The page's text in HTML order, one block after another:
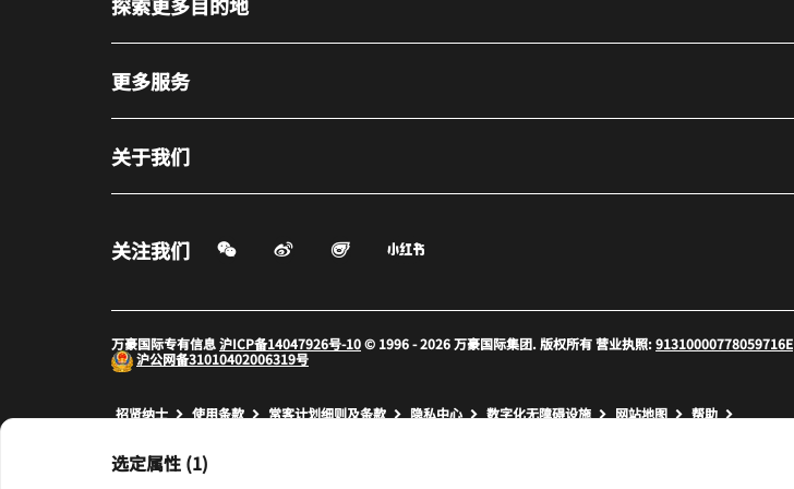
选定属性 (1)
更多服务
关于我们
关注我们 微信扫一扫
打开新窗口打开新窗口打开新窗口
万豪国际专有信息沪ICP备14047926号-10© 1996 - 2026 万豪国际集团. 版权所有 营业执照:91310000778059716E
沪公网备31010402006319号
招贤纳士 打开新窗口
使用条款 打开新窗口
常客计划细则及条款 打开新窗口
隐私中心 数字化无障碍设施 网站地图 帮助
prod31,8FD8848A-6299-531F-B1A6-42765BA8A26A,NA